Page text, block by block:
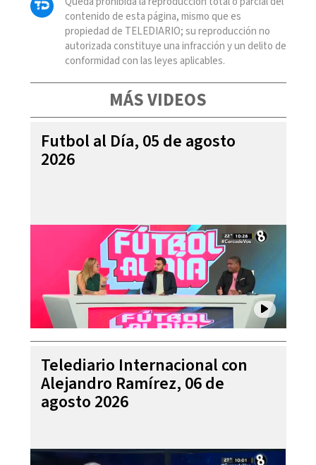
contenido de esta página, mismo que es
propiedad de TELEDIARIO; su reproducción no
autorizada constituye una infracción y un delito de
conformidad con las leyes aplicables.
MÁS VIDEOS
Futbol al Día, 05 de agosto
2026
Telediario Internacional con
Alejandro Ramírez, 06 de
agosto 2026